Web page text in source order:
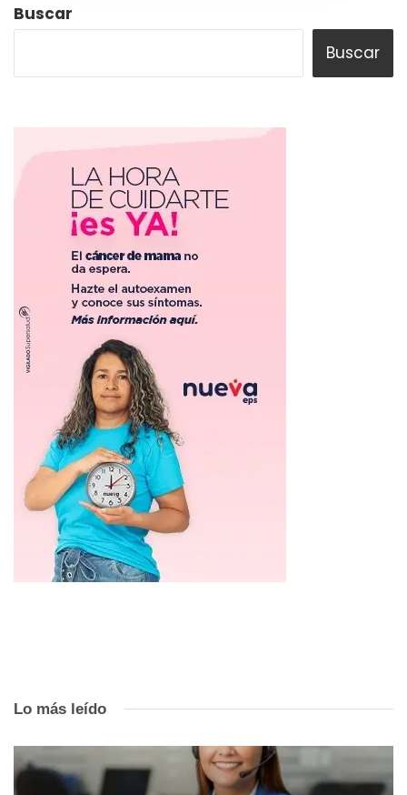
Buscar
Buscar
Lo más leído